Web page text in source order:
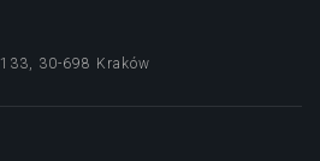
30-698 Kraków